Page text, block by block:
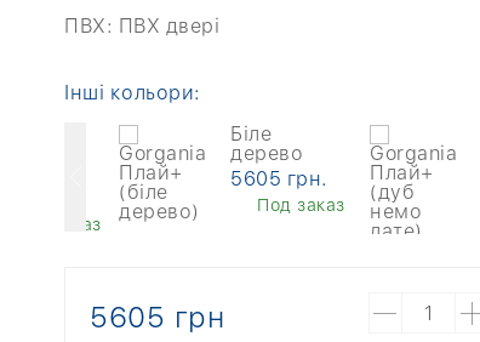
ПВХ: ПВХ двері
Інші кольори:
Под заказ
Біле
дерево
5605 грн.
Под заказ
5605 грн